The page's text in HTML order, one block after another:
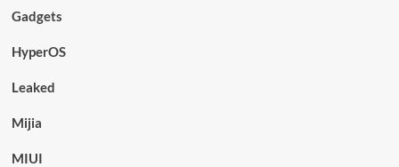
Gadgets
HyperOS
Leaked
Mijia
MIUI